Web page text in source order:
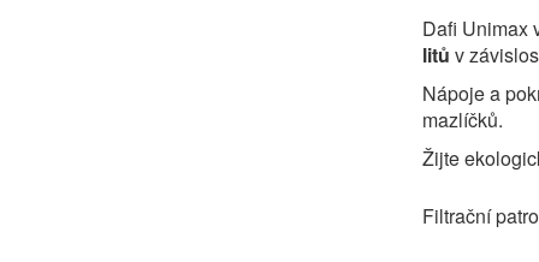
Dafi Unimax
litů v
Nápoje a
mazlíčků.
Žijte
Filtrační